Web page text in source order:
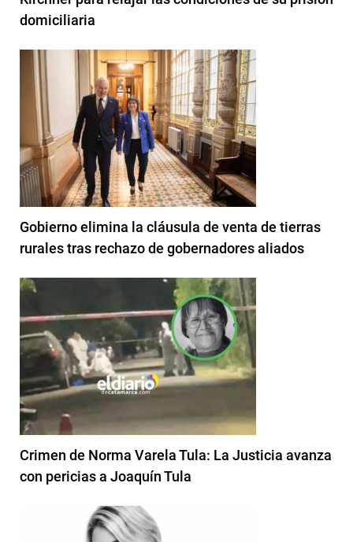
domiciliaria
Gobierno elimina la cláusula de venta de tierras
rurales tras rechazo de gobernadores aliados
Crimen de Norma Varela Tula: La Justicia avanza
con pericias a Joaquín Tula